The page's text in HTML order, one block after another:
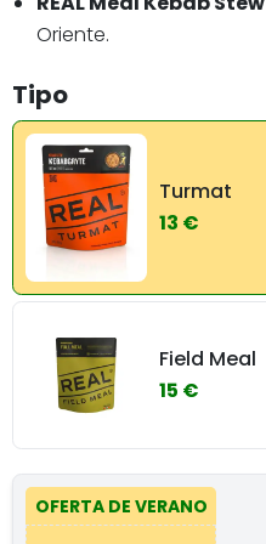
Oriente.
Tipo
Turmat
13 €
Field Meal
15 €
OFERTA DE VERANO